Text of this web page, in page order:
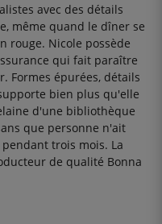
avec des détails
même quand le dîner se
rouge. Nicole possède
qui fait paraître
Formes épurées, détails
bien plus qu'elle
d'une bibliothèque
que personne n'ait
trois mois. La
de qualité Bonna